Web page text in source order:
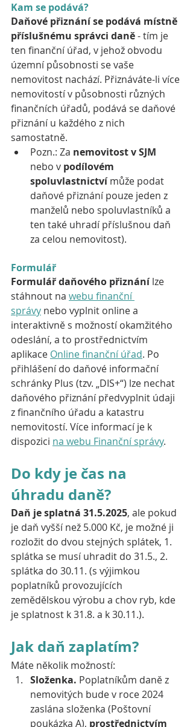
Kam se podává?
Daňové přiznání se podává místně
příslušnému správci daně - tím je
ten finanční úřad, v jehož obvodu
územní působnosti se vaše
nemovitost nachází. Přiznáváte-li více
nemovitostí v působnosti různých
finančních úřadů, podává se daňové
přiznání u každého z nich
samostatně.
Pozn.: Za nemovitost v SJM
nebo v podílovém
spoluvlastnictví může podat
daňové přiznání pouze jeden z
manželů nebo spoluvlastníků a
ten také uhradí příslušnou daň
za celou nemovitost).
Formulář
Formulář daňového přiznání lze
stáhnout na webu finanční
správy nebo vyplnit online a
interaktivně s možností okamžitého
odeslání, a to prostřednictvím
aplikace Online finanční úřad. Po
přihlášení do daňové informační
schránky Plus (tzv. „DIS+“) lze nechat
daňového přiznání předvyplnit údaji
z finančního úřadu a katastru
nemovitostí. Více informací je k
dispozici na webu Finanční správy.
Do kdy je čas na
úhradu daně?
Daň je splatná 31.5.2025, ale pokud
je daň vyšší než 5.000 Kč, je možné ji
rozložit do dvou stejných splátek, 1.
splátka se musí uhradit do 31.5., 2.
splátka do 30.11. (s výjimkou
poplatníků provozujících
zemědělskou výrobu a chov ryb, kde
je splatnost k 31.8. a k 30.11.).
Jak daň zaplatím?
Máte několik možností:
Složenka. Poplatníkům daně z
nemovitých bude v roce 2024
zaslána složenka (Poštovní
poukázka A), prostřednictvím